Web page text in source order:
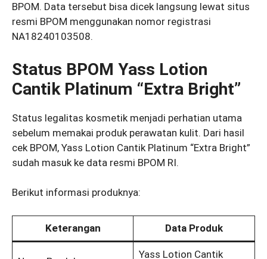
BPOM. Data tersebut bisa dicek langsung lewat situs
resmi BPOM menggunakan nomor registrasi
NA18240103508.
Status BPOM Yass Lotion
Cantik Platinum “Extra Bright”
Status legalitas kosmetik menjadi perhatian utama
sebelum memakai produk perawatan kulit. Dari hasil
cek BPOM, Yass Lotion Cantik Platinum “Extra Bright”
sudah masuk ke data resmi BPOM RI.
Berikut informasi produknya:
Keterangan Data Produk
Yass Lotion Cantik